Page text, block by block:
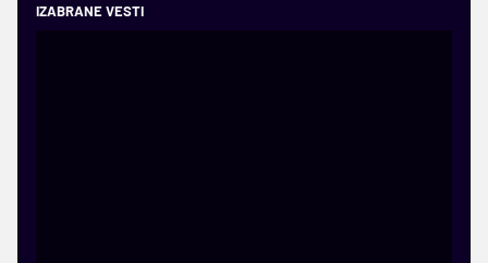
IZABRANE VESTI